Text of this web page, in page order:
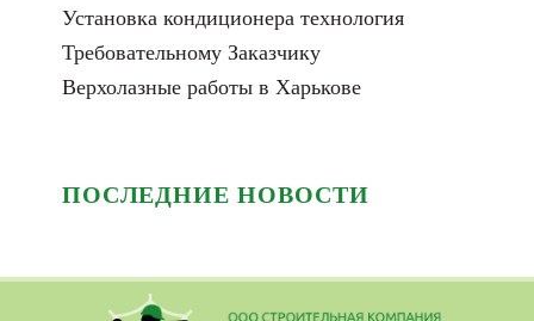
Установка кондиционера технология
Требовательному Заказчику
Верхолазные работы в Харькове
ПОСЛЕДНИЕ НОВОСТИ